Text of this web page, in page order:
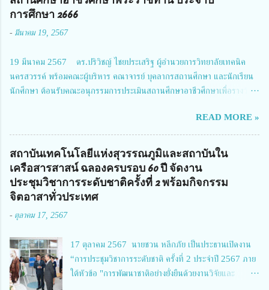
ประธานในพิธีเปิดพร้อมให้นโยบายการผลักดันงานวิจัยเพื่อความปลอดภัยทาง
การประชุมในครั้งนี้ นางสาวสตตกมล เกียรติพานิช ผู้อำนวยการกองบริหารทุน
Richmond Stylish Convention Hotel จังหวัดนนทบุรี ดร.วิภารัตน์ ดีอ่อง
ผู้อำนวยการสำนักงานการวิจัยแห่งชาติ กล่าวว่า วช. ในฐานะหน่วยงานบริหาร
จัดการทุนวิจัยและนวัตกรรมได้เล็งเห็นถึงความสำคัญของกา...
การศึกษา 2666
- มีนาคม 19, 2567
19 มีนาคม 2567 ดร.ปริวิชญ์ ไชยประเสริฐ ผู้อำนวยการวิทยาลัยเทคนิค
นครสวรรค์ พร้อมคณะผู้บริหาร คณาจารย์ บุคลากรสถานศึกษา และนักเรียน
นักศึกษา ต้อนรับคณะอนุกรรมการประเมินสถานศึกษาอาชีวศึกษาเพื่อรางวัล
นายจักรภพ เนวะมาตย์ ผู้อำนวยการวิทยาลัยเทคนิคตาก ประธานคณะอนุกร
รมการฯ 1.นายวณิชา คณะใน ผู้ทรงคุณวุฒิ 2.นายภัทธาวุธ โพธา ผู้อำนวย
การวิทยาลัยสารพัดช่างกำแพงเพชร 3.นางสาวหัตถาภรณ์ เสาร์เรือน ผู้อำนวย
การวิทยาลัยการอาชีพบ้านตาก 4.นางเพ็ญศรี ขุนทอง ผู้อำนวยการวิทยาลัย
การอาชีพรัตนประสิทธิ์วิทย์ 5.นายธเนศ คงวังทอง ผู้อำนวยการวิทยาลัย
เกษตรและเทคโนโลยีพิจิตร 6.นายชัยณรงค์ คชมาตย์ ผู้อำนวยการวิทยาลัย
8.นายณัฐกฤต ภูทวี รองผู้อำนวยการวิทยาลัยเทคนิคตาก นายจักรภพ กล่าว
ยาวนาน มีบุคลากร นักเรียน นักศึกษาจำนวนมาก ต้องการควา...
READ MORE »
สถาบันเทคโนโลยีแห่งสุวรรณภูมิและสถาบันใน
เครือสารสาสน์ ฉลองครบรอบ 60 ปี จัดงาน
ประชุมวิชาการระดับชาติครั้งที่ 2 พร้อมกิจกรรม
จิตอาสาทั่วประเทศ
- ตุลาคม 17, 2567
17 ตุลาคม 2567 นายชวน หลีกภัย เป็นประธานเปิดงาน
“การประชุมวิชาการระดับชาติ ครั้งที่ 2 ประจำปี 2567 ภาย
ใต้หัวข้อ "การพัฒนาชาติอย่างยั่งยืนด้วยงานวิจัยและ